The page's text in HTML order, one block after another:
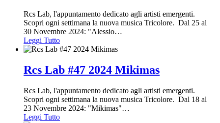
Rcs Lab, l'appuntamento dedicato agli artisti emergenti.
Scopri ogni settimana la nuova musica Tricolore. Dal 25 al
30 Novembre 2024: "Alessio…
Leggi Tutto
Rcs Lab #47 2024 Mikimas
Rcs Lab, l'appuntamento dedicato agli artisti emergenti.
Scopri ogni settimana la nuova musica Tricolore. Dal 18 al
23 Novembre 2024: "Mikimas"…
Leggi Tutto